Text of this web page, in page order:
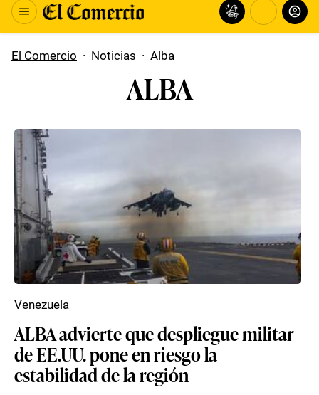
El Comercio · Noticias · Alba
ALBA
ALBA advierte que despliegue militar
de EE.UU. pone en riesgo la
estabilidad de la región
Venezuela